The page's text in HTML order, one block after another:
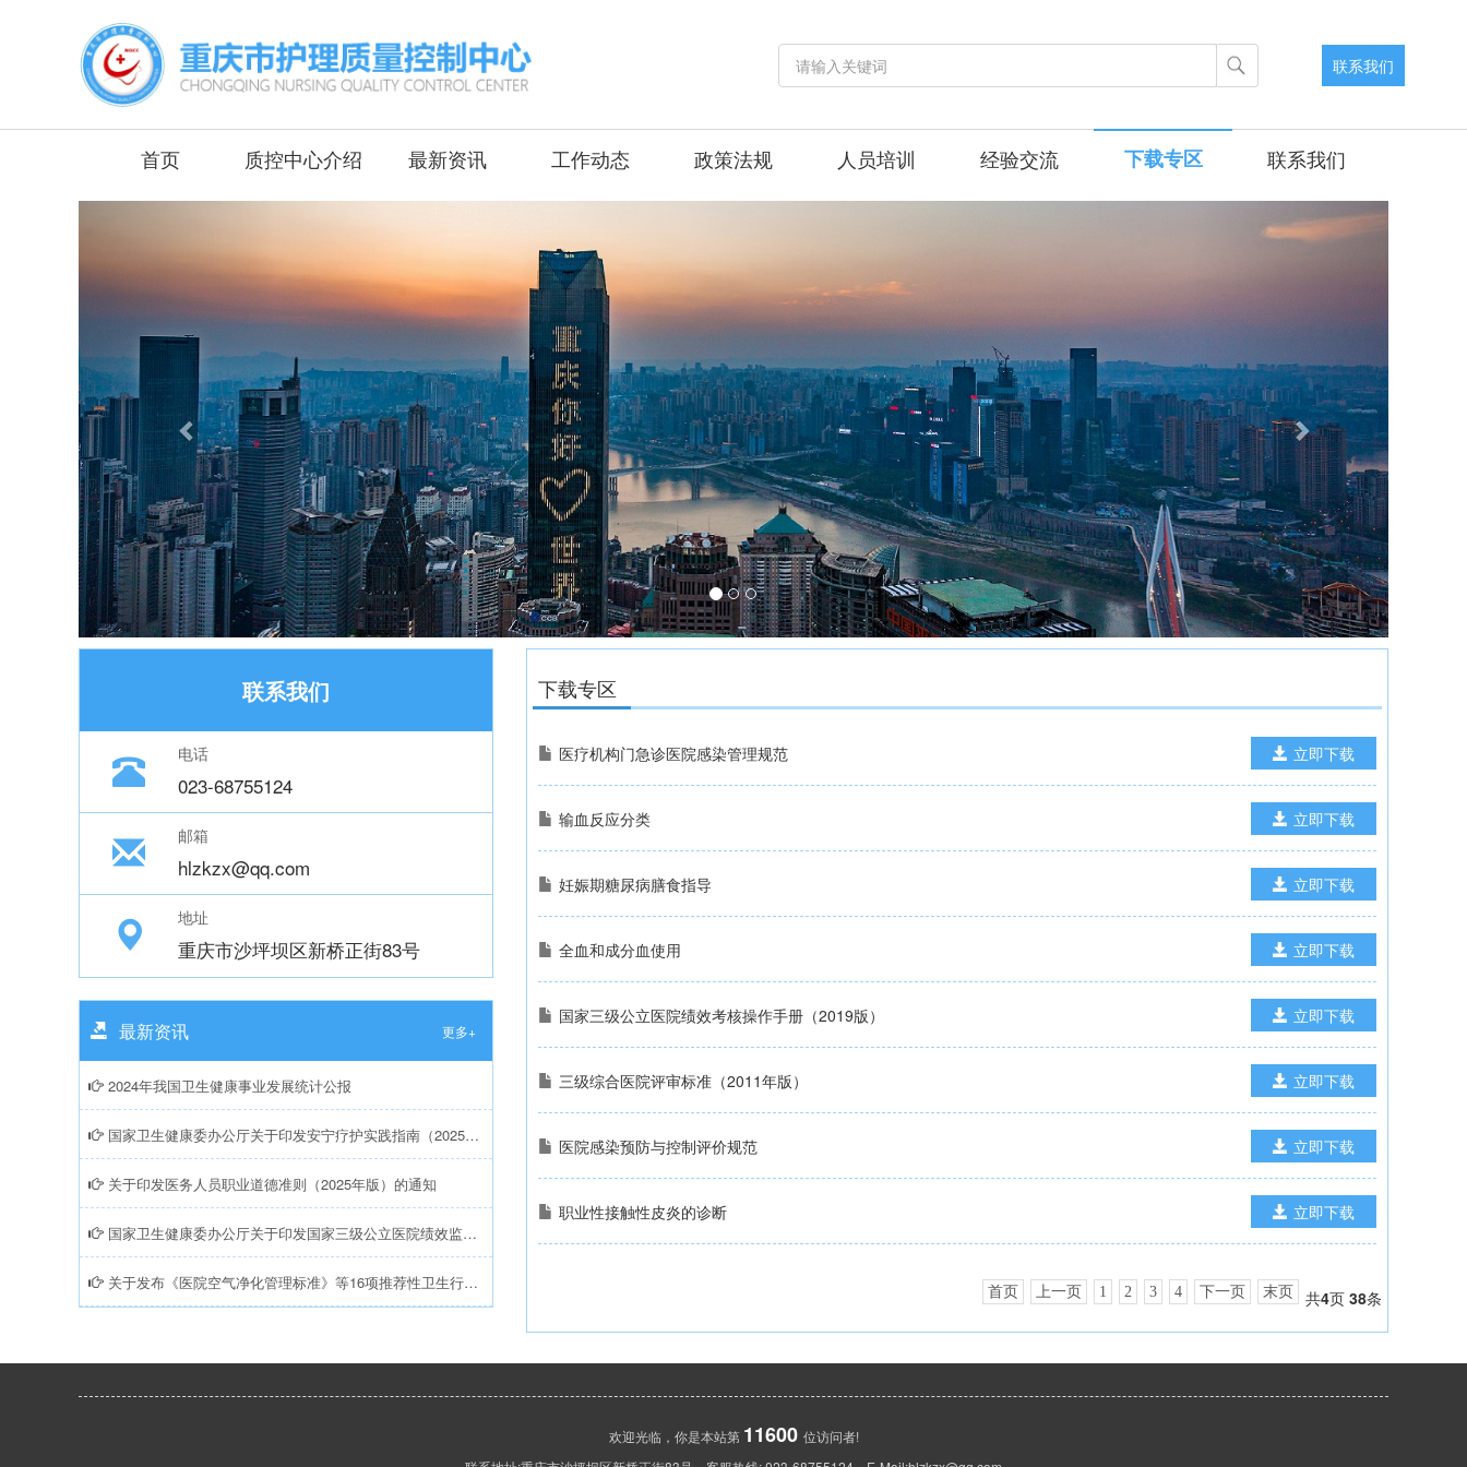
联系我们
首页 质控中心介绍 最新资讯 工作动态 政策法规 人员培训 经验交流 下载专区 联系我们
Next
联系我们
电话
023-68755124
邮箱
hlzkzx@qq.com
地址
重庆市沙坪坝区新桥正街83号
最新资讯 更多+
2024年我国卫生健康事业发展统计公报
国家卫生健康委办公厅关于印发安宁疗护实践指南（2025年版）的通知
关于印发医务人员职业道德准则（2025年版）的通知
国家卫生健康委办公厅关于印发国家三级公立医院绩效监测操作手册（2025版）的通知
关于发布《医院空气净化管理标准》等16项推荐性卫生行业标准的通告
下载专区
医疗机构门急诊医院感染管理规范 立即下载
输血反应分类 立即下载
妊娠期糖尿病膳食指导 立即下载
全血和成分血使用 立即下载
国家三级公立医院绩效考核操作手册（2019版） 立即下载
三级综合医院评审标准（2011年版） 立即下载
医院感染预防与控制评价规范 立即下载
职业性接触性皮炎的诊断 立即下载
首页 上一页 1 2 3 4 下一页 末页 共4页 38条
欢迎光临，你是本站第 11600 位访问者!